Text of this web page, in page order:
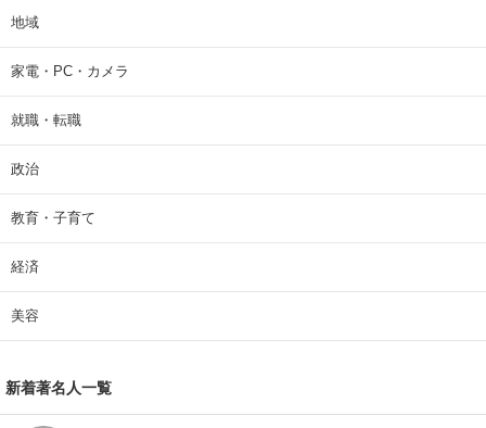
地域
家電・PC・カメラ
就職・転職
政治
教育・子育て
経済
美容
新着著名人一覧